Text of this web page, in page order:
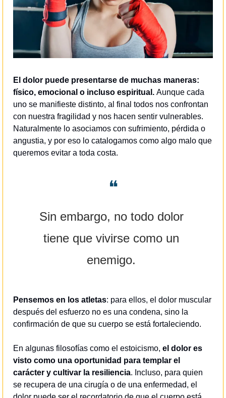
El dolor puede presentarse de muchas maneras:
físico, emocional o incluso espiritual. Aunque cada
uno se manifieste distinto, al final todos nos confrontan
con nuestra fragilidad y nos hacen sentir vulnerables.
Naturalmente lo asociamos con sufrimiento, pérdida o
angustia, y por eso lo catalogamos como algo malo que
queremos evitar a toda costa.
❝
Sin embargo, no todo dolor
tiene que vivirse como un
enemigo.
Pensemos en los atletas: para ellos, el dolor muscular
después del esfuerzo no es una condena, sino la
confirmación de que su cuerpo se está fortaleciendo.
En algunas filosofías como el estoicismo, el dolor es
visto como una oportunidad para templar el
carácter y cultivar la resiliencia. Incluso, para quien
se recupera de una cirugía o de una enfermedad, el